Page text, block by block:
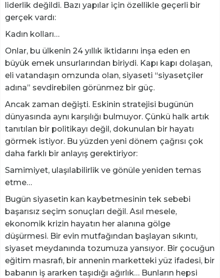
liderlik değildi. Bazı yapılar için özellikle geçerli bir
gerçek vardı:
Kadın kolları…
Onlar, bu ülkenin 24 yıllık iktidarını inşa eden en
büyük emek unsurlarından biriydi. Kapı kapı dolaşan,
eli vatandaşın omzunda olan, siyaseti “siyasetçiler
adına” sevdirebilen görünmez bir güç.
Ancak zaman değişti. Eskinin stratejisi bugünün
dünyasında aynı karşılığı bulmuyor. Çünkü halk artık
tanıtılan bir politikayı değil, dokunulan bir hayatı
görmek istiyor. Bu yüzden yeni dönem çağrısı çok
daha farklı bir anlayış gerektiriyor:
Samimiyet, ulaşılabilirlik ve gönüle yeniden temas
etme…
Bugün siyasetin kan kaybetmesinin tek sebebi
başarısız seçim sonuçları değil. Asıl mesele,
ekonomik krizin hayatın her alanına gölge
düşürmesi. Bir evin mutfağından başlayan sıkıntı,
siyaset meydanında tozumuza yansıyor. Bir çocuğun
eğitim masrafı, bir annenin marketteki yüz ifadesi, bir
babanın iş ararken taşıdığı ağırlık… Bunların hepsi